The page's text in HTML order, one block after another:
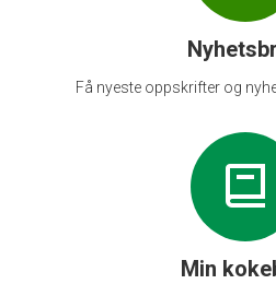
Få nyeste oppskrifter og
Min